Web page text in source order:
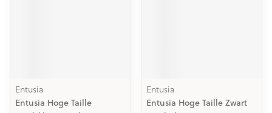
Entusia
Entusia Hoge Taille
Entusia
Entusia Hoge Taille Zwart